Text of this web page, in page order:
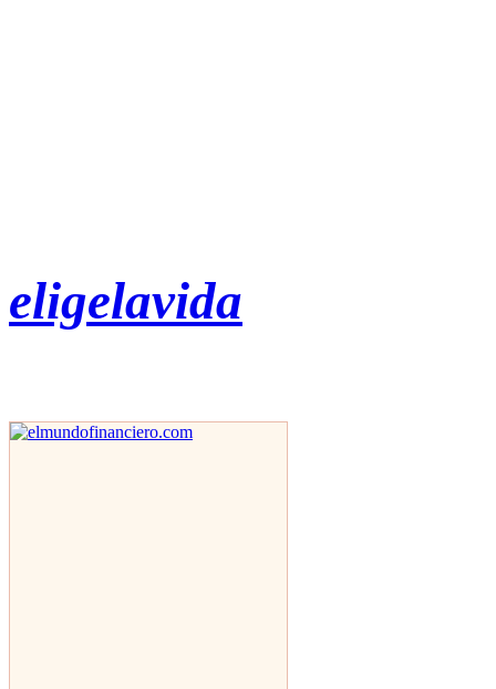
eligelavida